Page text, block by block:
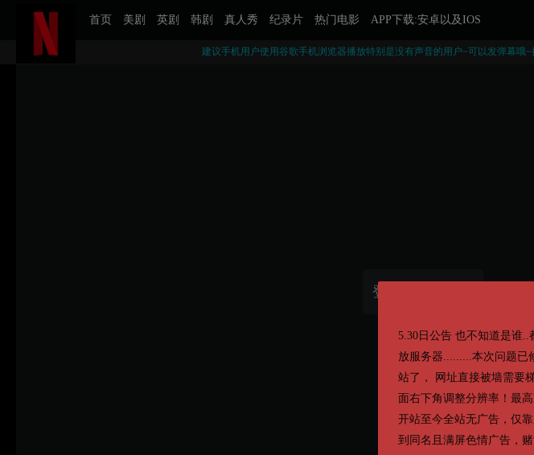
首页 美剧 英剧 韩剧 真人秀 纪录片 热门电影 APP下载:安卓以及IOS
5.30日公告 也不知道是谁
放服务器.........本次问题已
站了， 网址直接被墙需要
面右下角调整分辨率！最
开站至今全站无广告，仅
到同名且满屏色情广告，
建议手机用户使用谷歌手机浏览器播放特别是没有声音的用户~可以发弹幕哦
登录后即可观看